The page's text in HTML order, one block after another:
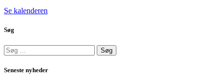
Se kalenderen
Søg
Søg
efter:
Seneste nyheder